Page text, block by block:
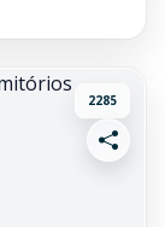
2285